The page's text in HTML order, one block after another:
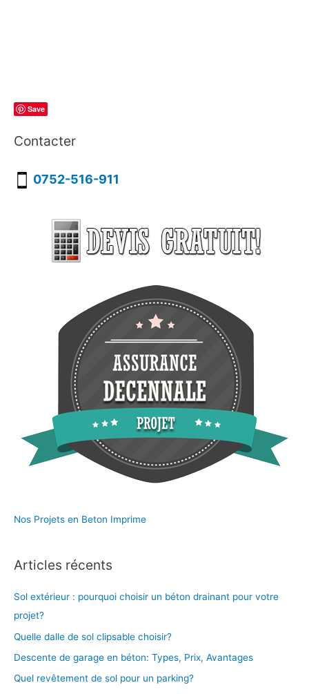
Save
Contacter
0752-516-911
Nos Projets en Beton Imprime
Articles récents
Sol extérieur : pourquoi choisir un béton drainant pour votre
projet?
Quelle dalle de sol clipsable choisir?
Descente de garage en béton: Types, Prix, Avantages
Quel revêtement de sol pour un parking?